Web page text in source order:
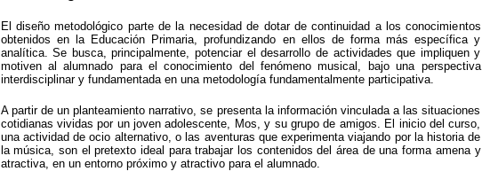
El diseño metodológico parte de la necesidad de dotar de continuidad a los conocimientos
obtenidos en la Educación Primaria, profundizando en ellos de forma más específica y
analítica. Se busca, principalmente, potenciar el desarrollo de actividades que impliquen y
motiven al alumnado para el conocimiento del fenómeno musical, bajo una perspectiva
interdisciplinar y fundamentada en una metodología fundamentalmente participativa.
A partir de un planteamiento narrativo, se presenta la información vinculada a las situaciones
cotidianas vividas por un joven adolescente, Mos, y su grupo de amigos. El inicio del curso,
una actividad de ocio alternativo, o las aventuras que experimenta viajando por la historia de
la música, son el pretexto ideal para trabajar los contenidos del área de una forma amena y
atractiva, en un entorno próximo y atractivo para el alumnado.